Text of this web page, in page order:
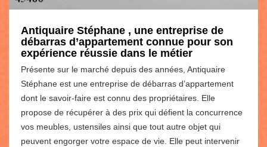
Antiquaire Stéphane , une entreprise de
débarras d’appartement connue pour son
expérience réussie dans le métier
Présente sur le marché depuis des années, Antiquaire
Stéphane est une entreprise de débarras d’appartement
dont le savoir-faire est connu des propriétaires. Elle
propose de récupérer à des prix qui défient la concurrence
vos meubles, ustensiles ainsi que tout autre objet qui
peuvent engorger votre espace de vie. Elle peut intervenir